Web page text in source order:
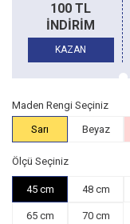
100 TL
İNDİRİM
KAZAN
Maden Rengi Seçiniz
Sarı
Beyaz
Ölçü Seçiniz
45 cm 48 cm
65 cm 70 cm